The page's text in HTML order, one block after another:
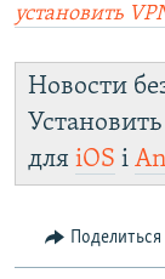
установить
Новости
Установить
для iOS і
Поделиться